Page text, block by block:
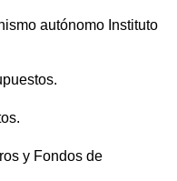
autónomo Instituto
y Fondos de